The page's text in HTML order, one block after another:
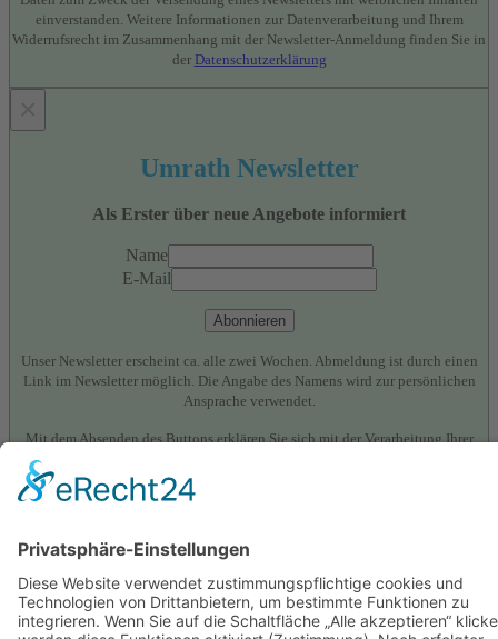
einverstanden. Weitere Informationen zur Datenverarbeitung und Ihrem
Widerrufsrecht im Zusammenhang mit der Newsletter-Anmeldung finden Sie in
der Datenschutzerklärung
Umrath Newsletter
Als Erster über neue Angebote informiert
Name
E-Mail
Abonnieren
Unser Newsletter erscheint ca. alle zwei Wochen. Abmeldung ist durch einen
Link im Newsletter möglich. Die Angabe des Namens wird zur persönlichen
Ansprache verwendet.
Mit dem Absenden des Buttons erklären Sie sich mit der Verarbeitung Ihrer
Daten zum Zweck der Versendung eines Newsletters mit werblichen Inhalten
einverstanden. Weitere Informationen zur Datenverarbeitung und Ihrem
Widerrufsrecht im Zusammenhang mit der Newsletter-Anmeldung finden Sie in